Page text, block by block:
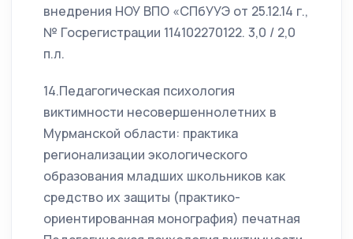
внедрения НОУ ВПО «СПбУУЭ от 25.12.14 г.,
№ Госрегистрации 114102270122. 3,0 / 2,0
п.л.
14.Педагогическая психология
виктимности несовершеннолетних в
Мурманской области: практика
регионализации экологического
образования младших школьников как
средство их защиты (практико-
ориентированная монография) печатная